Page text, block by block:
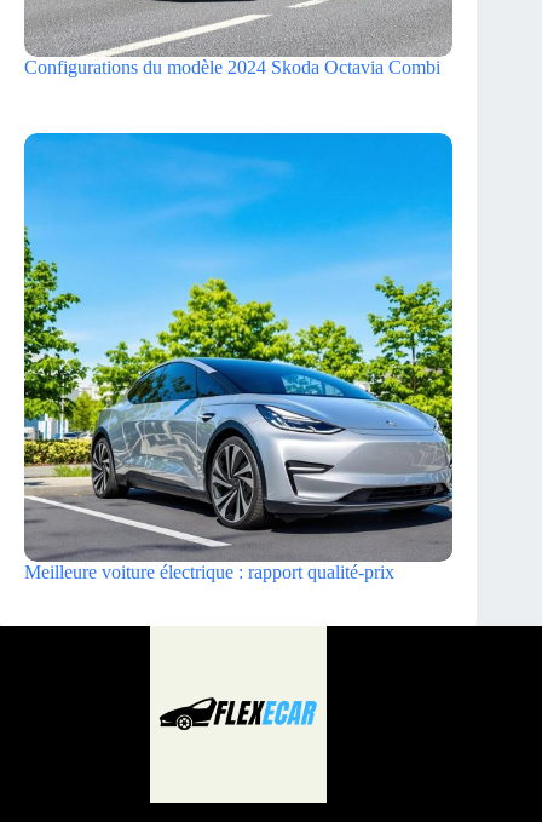
Configurations du modèle 2024 Skoda Octavia Combi
Meilleure voiture électrique : rapport qualité-prix